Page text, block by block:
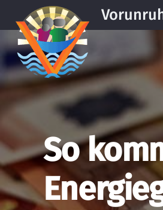
So